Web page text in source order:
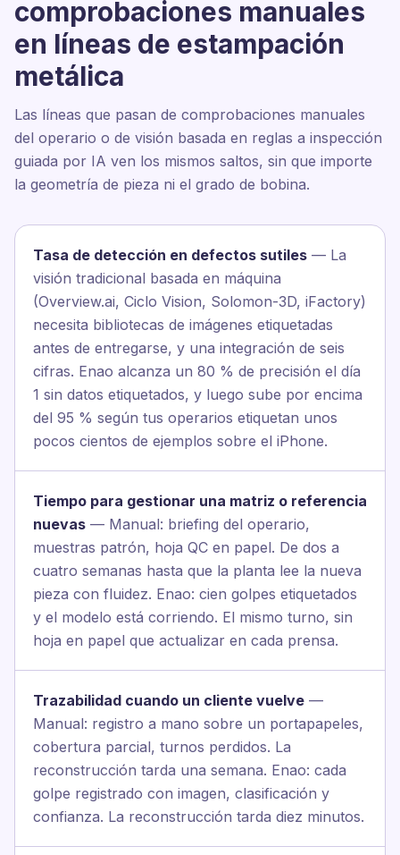
comprobaciones manuales
en líneas de estampación
metálica
Las líneas que pasan de comprobaciones manuales
del operario o de visión basada en reglas a inspección
guiada por IA ven los mismos saltos, sin que importe
la geometría de pieza ni el grado de bobina.
Tasa de detección en defectos sutiles — La
visión tradicional basada en máquina
(Overview.ai, Ciclo Vision, Solomon-3D, iFactory)
necesita bibliotecas de imágenes etiquetadas
antes de entregarse, y una integración de seis
cifras. Enao alcanza un 80 % de precisión el día
1 sin datos etiquetados, y luego sube por encima
del 95 % según tus operarios etiquetan unos
pocos cientos de ejemplos sobre el iPhone.
Tiempo para gestionar una matriz o referencia
nuevas — Manual: briefing del operario,
muestras patrón, hoja QC en papel. De dos a
cuatro semanas hasta que la planta lee la nueva
pieza con fluidez. Enao: cien golpes etiquetados
y el modelo está corriendo. El mismo turno, sin
hoja en papel que actualizar en cada prensa.
Trazabilidad cuando un cliente vuelve —
Manual: registro a mano sobre un portapapeles,
cobertura parcial, turnos perdidos. La
reconstrucción tarda una semana. Enao: cada
golpe registrado con imagen, clasificación y
confianza. La reconstrucción tarda diez minutos.